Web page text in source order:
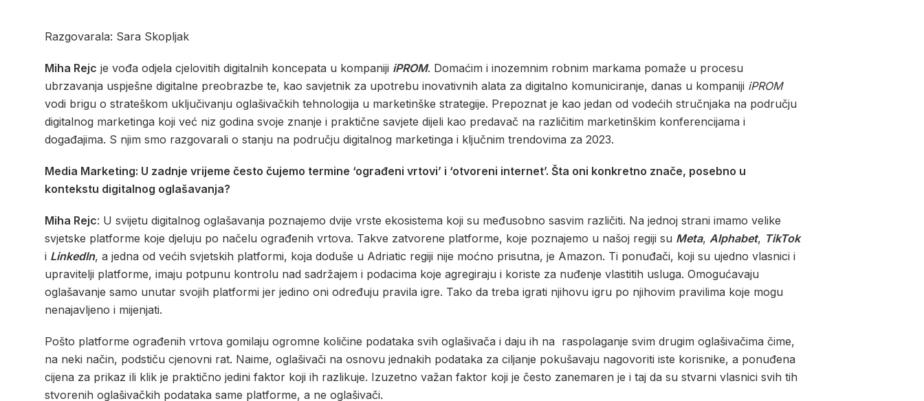
Razgovarala: Sara Skopljak
Miha Rejc je vođa odjela cjelovitih digitalnih koncepata u kompaniji iPROM. Domaćim i inozemnim robnim markama pomaže u procesu
ubrzavanja uspješne digitalne preobrazbe te, kao savjetnik za upotrebu inovativnih alata za digitalno komuniciranje, danas u kompaniji iPROM
vodi brigu o strateškom uključivanju oglašivačkih tehnologija u marketinške strategije. Prepoznat je kao jedan od vodećih stručnjaka na području
digitalnog marketinga koji već niz godina svoje znanje i praktične savjete dijeli kao predavač na različitim marketinškim konferencijama i
događajima. S njim smo razgovarali o stanju na području digitalnog marketinga i ključnim trendovima za 2023.
Media Marketing: U zadnje vrijeme često čujemo termine ‘ograđeni vrtovi’ i ‘otvoreni internet’. Šta oni konkretno znače, posebno u
kontekstu digitalnog oglašavanja?
Miha Rejc: U svijetu digitalnog oglašavanja poznajemo dvije vrste ekosistema koji su međusobno sasvim različiti. Na jednoj strani imamo velike
svjetske platforme koje djeluju po načelu ograđenih vrtova. Takve zatvorene platforme, koje poznajemo u našoj regiji su Meta, Alphabet, TikTok
i LinkedIn, a jedna od većih svjetskih platformi, koja doduše u Adriatic regiji nije moćno prisutna, je Amazon. Ti ponuđači, koji su ujedno vlasnici i
upravitelji platforme, imaju potpunu kontrolu nad sadržajem i podacima koje agregiraju i koriste za nuđenje vlastitih usluga. Omogućavaju
oglašavanje samo unutar svojih platformi jer jedino oni određuju pravila igre. Tako da treba igrati njihovu igru po njihovim pravilima koje mogu
nenajavljeno i mijenjati.
Pošto platforme ograđenih vrtova gomilaju ogromne količine podataka svih oglašivača i daju ih na raspolaganje svim drugim oglašivačima čime,
na neki način, podstiču cjenovni rat. Naime, oglašivači na osnovu jednakih podataka za ciljanje pokušavaju nagovoriti iste korisnike, a ponuđena
cijena za prikaz ili klik je praktično jedini faktor koji ih razlikuje. Izuzetno važan faktor koji je često zanemaren je i taj da su stvarni vlasnici svih tih
stvorenih oglašivačkih podataka same platforme, a ne oglašivači.